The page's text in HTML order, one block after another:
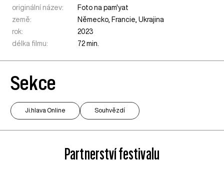
originální název:
Foto na pam'yat
země:
Německo, Francie,Ukrajina
rok:
2023
délka filmu:
72 min.
Sekce
Ji.hlava Online Souhvězdí
Partnerství festivalu